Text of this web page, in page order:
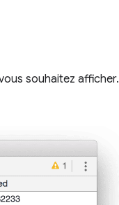
souhaitez afficher.